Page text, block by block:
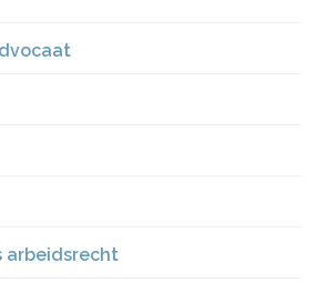
arbeidsrecht